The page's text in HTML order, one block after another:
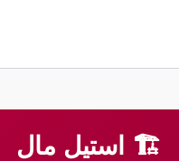
🏗 استیل مال